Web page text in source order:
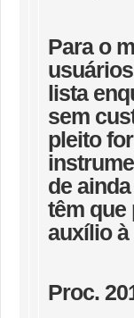
Para o
lista
sem
pleito
de
têm que
auxílio
Proc.